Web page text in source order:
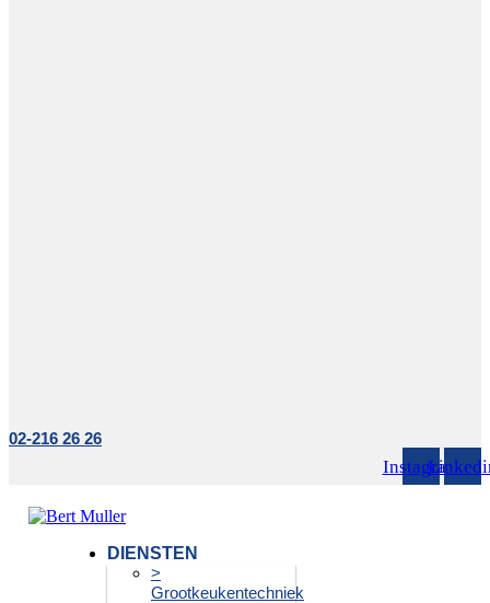
02-216 26 26
Instagram
DIENSTEN
>
Grootkeukentechniek